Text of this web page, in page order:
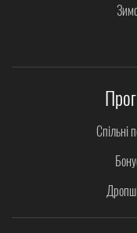
Спільні